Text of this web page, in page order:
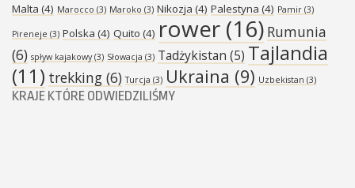
Malta (4) Marocco (3) Maroko (3) Nikozja (4) Palestyna (4) Pamir (3)
Pireneje (3) Polska (4) Quito (4) rower (16) Rumunia
(6) spływ kajakowy(3) Słowacja (3) Tadżykistan (5) Tajlandia
(11) trekking (6) Turcja (3) Ukraina (9) Uzbekistan (3)
KRAJE KTÓRE ODWIEDZILIŚMY